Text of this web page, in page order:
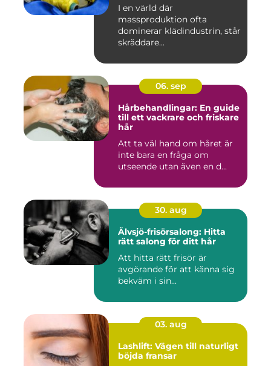
I en värld där
massproduktion ofta
dominerar klädindustrin, står
skräddare...
06. sep
Hårbehandlingar: En guide
till ett vackrare och friskare
hår
Att ta väl hand om håret är
inte bara en fråga om
utseende utan även en d...
30. aug
Älvsjö-frisörsalong: Hitta
rätt salong för ditt hår
Att hitta rätt frisör är
avgörande för att känna sig
bekväm i sin...
03. aug
Lashlift: Vägen till naturligt
böjda fransar